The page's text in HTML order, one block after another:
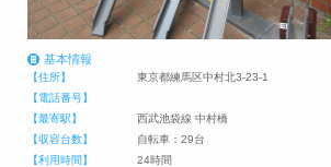
基本情報
【住所】
東京都練馬区中村北3-23-1
【電話番号】
【最寄駅】
西武池袋線 中村橋
【収容台数】
自転車：29台
【利用時間】
24時間